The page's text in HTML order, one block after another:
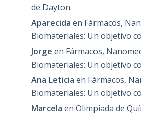
de Dayton.
Aparecida en Fármacos,
Biomateriales: Un objetivo
Jorge en Fármacos,
Biomateriales: Un objetivo
Ana Leticia en Fármacos,
Biomateriales: Un objetivo
Marcela en Olimpiada de